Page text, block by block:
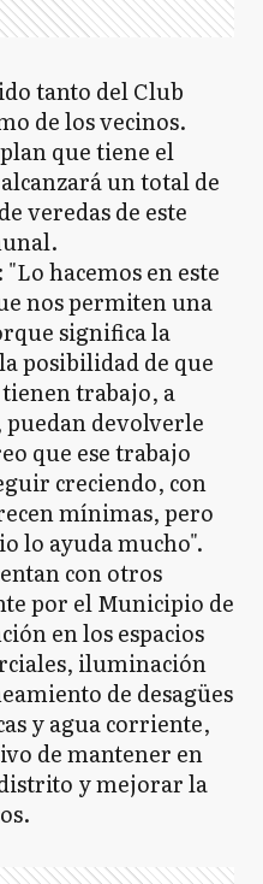
tanto del Club
de los vecinos.
que tiene el
un total de
veredas de este
hacemos en este
nos permiten una
significa la
posibilidad de que
trabajo, a
puedan devolverle
que ese trabajo
creciendo, con
mínimas, pero
lo ayuda mucho".
con otros
por el Municipio de
en los espacios
iluminación
de desagües
y agua corriente,
de mantener en
y mejorar la